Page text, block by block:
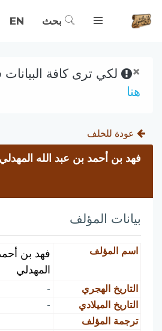
بحث EN
× لكي ترى كافة
هنا
عودة للخلف
فهد بن أحمد بن عبد الله المهدلي
بيانات المؤلف
اسم المؤلف
فهد بن
المهدلي
التاريخ الهجري
-
التاريخ الميلادي
-
ترجمة المؤلف